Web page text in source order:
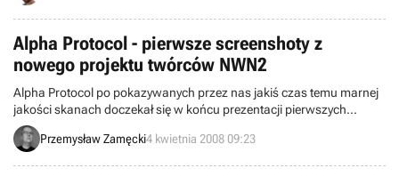
Alpha Protocol - pierwsze screenshoty z
nowego projektu twórców NWN2
Alpha Protocol po pokazywanych przez nas jakiś czas temu marnej
jakości skanach doczekał się w końcu prezentacji pierwszych
oficjalnych screenshotów, które przedstawiamy Wam poniżej.
Przemysław Zamęcki4 kwietnia 2008 09:23